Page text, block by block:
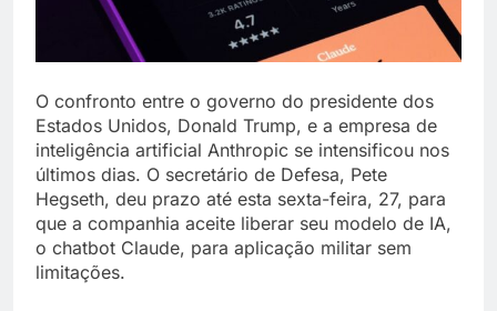
O confronto entre o governo do presidente dos
Estados Unidos, Donald Trump, e a empresa de
inteligência artificial Anthropic se intensificou nos
últimos dias. O secretário de Defesa, Pete
Hegseth, deu prazo até esta sexta-feira, 27, para
que a companhia aceite liberar seu modelo de IA,
o chatbot Claude, para aplicação militar sem
limitações.